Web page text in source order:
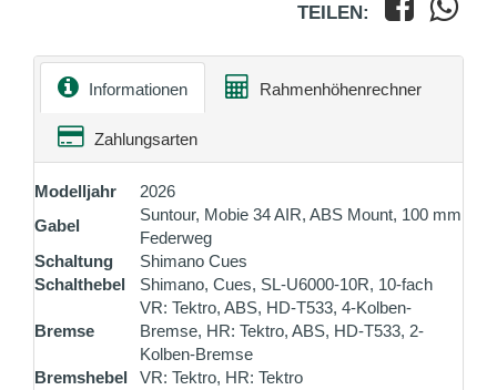
TEILEN:
Informationen Rahmenhöhenrechner
Zahlungsarten
Modelljahr
2026
Gabel
Suntour, Mobie 34 AIR, ABS Mount, 100 mm
Federweg
Schaltung
Shimano Cues
Schalthebel
Shimano, Cues, SL-U6000-10R, 10-fach
Bremse
VR: Tektro, ABS, HD-T533, 4-Kolben-
Bremse, HR: Tektro, ABS, HD-T533, 2-
Kolben-Bremse
Bremshebel
VR: Tektro, HR: Tektro